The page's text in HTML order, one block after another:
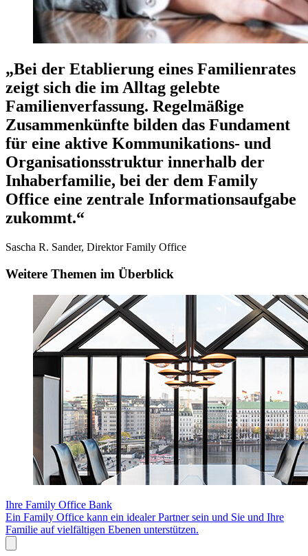
„Bei der Etablierung eines Familienrates
zeigt sich die im Alltag gelebte
Familienverfassung. Regelmäßige
Zusammenkünfte bilden das Fundament
für eine aktive Kommunikations- und
Organisationsstruktur innerhalb der
Inhaberfamilie, bei der dem Family
Office eine zentrale Informationsaufgabe
zukommt.“
Sascha R. Sander, Direktor Family Office
Weitere Themen im Überblick
Ihre Family Office Bank
Ein Family Office kann ein idealer Partner sein und Sie und Ihre
Familie auf vielfältigen Ebenen unterstützen.